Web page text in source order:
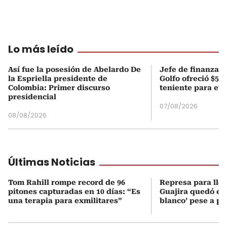
Lo más leído
Así fue la posesión de Abelardo De
la Espriella presidente de
Colombia: Primer discurso
presidencial
08/08/2026
Jefe de finanzas
Golfo ofreció
teniente para
07/08/2026
Últimas Noticias
Tom Rahill rompe record de 96
pitones capturadas en 10 días: “Es
una terapia para exmilitares”
Represa para
Guajira quedó en
blanco’ pese a